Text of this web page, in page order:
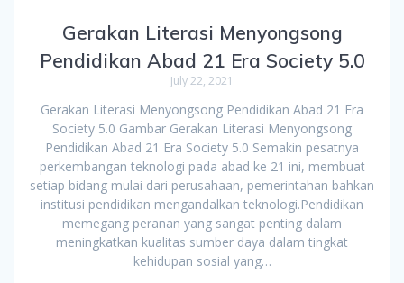
Gerakan Literasi Menyongsong
Pendidikan Abad 21 Era Society 5.0
July 22, 2021
Gerakan Literasi Menyongsong Pendidikan Abad 21 Era
Society 5.0 Gambar Gerakan Literasi Menyongsong
Pendidikan Abad 21 Era Society 5.0 Semakin pesatnya
perkembangan teknologi pada abad ke 21 ini, membuat
setiap bidang mulai dari perusahaan, pemerintahan bahkan
institusi pendidikan mengandalkan teknologi.Pendidikan
memegang peranan yang sangat penting dalam
meningkatkan kualitas sumber daya dalam tingkat
kehidupan sosial yang…